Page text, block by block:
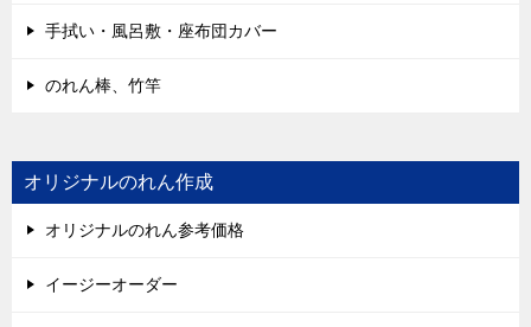
手拭い・風呂敷・座布団カバー
のれん棒、竹竿
オリジナルのれん作成
オリジナルのれん参考価格
イージーオーダー